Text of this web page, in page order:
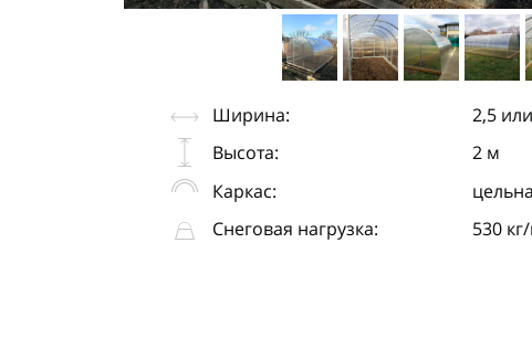
Ширина:
2,5
Высота:
2 м
Каркас:
Снеговая нагрузка:
530